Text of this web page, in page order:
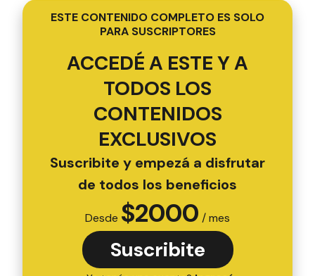
ESTE CONTENIDO COMPLETO ES SOLO
PARA SUSCRIPTORES
ACCEDÉ A ESTE Y A
TODOS LOS
CONTENIDOS
EXCLUSIVOS
Suscribite y empezá a disfrutar
de todos los beneficios
Desde $2000 / mes
Suscribite